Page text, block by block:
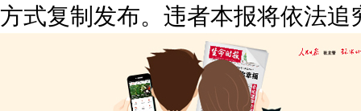
方式复制发布。违者本报将依法